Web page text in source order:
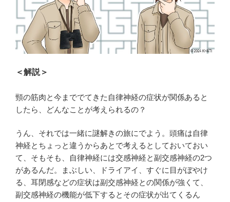
＜解説＞
頸の筋肉と今まででてきた自律神経の症状が関係あると
したら、どんなことが考えられるの？
うん、それでは一緒に謎解きの旅にでよう。頭痛は自律
神経とちょっと違うからあとで考えるとしておいておい
て、そもそも、自律神経には交感神経と副交感神経の2つ
があるんだ。まぶしい、ドライアイ、すぐに目がぼやけ
る、耳閉感などの症状は副交感神経との関係が強くて、
副交感神経の機能が低下するとその症状が出てくるん